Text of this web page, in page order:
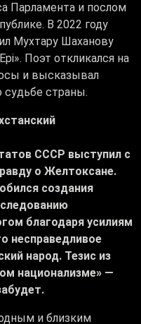
Парламента и послом
В 2022 году
Мухтару Шаханову
Поэт откликался на
и высказывал
страны.
СССР выступил с
о Желтоксане.
создания
благодаря усилиям
несправедливое
народ. Тезис из
национализме» —
и близким